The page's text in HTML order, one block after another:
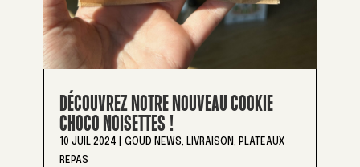
DÉCOUVREZ NOTRE NOUVEAU COOKIE
CHOCO NOISETTES !
10 JUIL 2024 GOUD NEWS, LIVRAISON, PLATEAUX
REPAS